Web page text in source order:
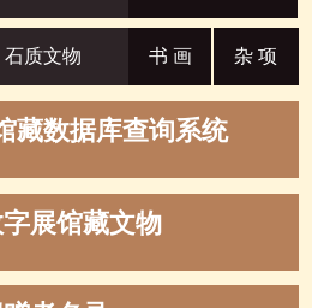
石质文物 书 画 杂 项
藏数据库查询系统
展馆藏文物